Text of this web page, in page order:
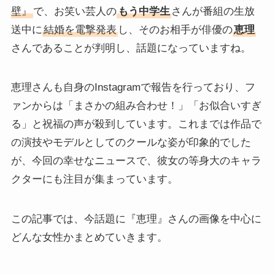
壁』で、お笑い芸人のもう中学生さんが番組の生放
送中に結婚を電撃発表し、そのお相手が俳優の恵理
さんであることが判明し、話題になっていますね。
恵理さんも自身のInstagramで報告を行っており、フ
ァンからは「まさかの組み合わせ！」「お似合いすぎ
る」と祝福の声が殺到しています。これまでは作品で
の演技やモデルとしてのクールな姿が印象的でした
が、今回の幸せなニュースで、彼女の等身大のキャラ
クターにも注目が集まっています。
この記事では、今話題に『恵理』さんの画像を中心に
どんな女性かまとめていきます。